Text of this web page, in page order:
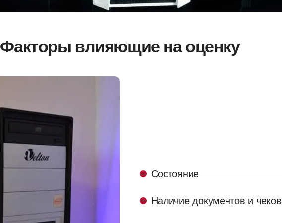
Факторы влияющие на оценку
Состояние
Наличие документов и чеков